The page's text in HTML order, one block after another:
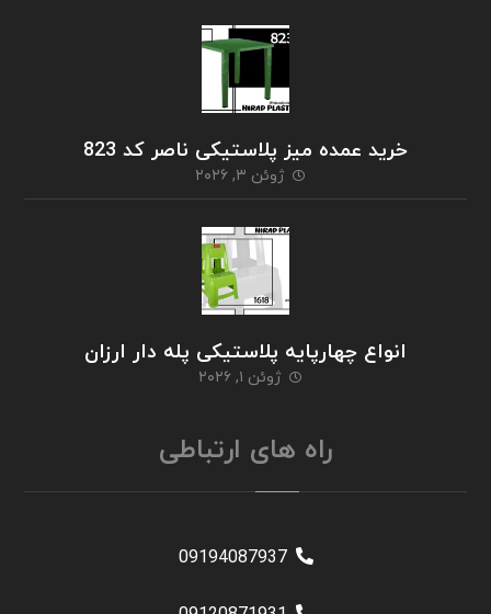
خرید عمده میز پلاستیکی ناصر کد 823
ژوئن ۳, ۲۰۲۶
انواع چهارپایه پلاستیکی پله دار ارزان
ژوئن ۱, ۲۰۲۶
راه های ارتباطی
09194087937